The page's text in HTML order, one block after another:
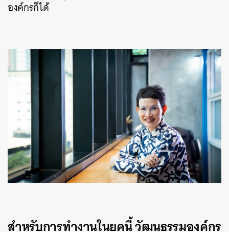
องค์กรก็ได้
สำหรับการทำงานในยุคนี้ วัฒนธรรมองค์กร